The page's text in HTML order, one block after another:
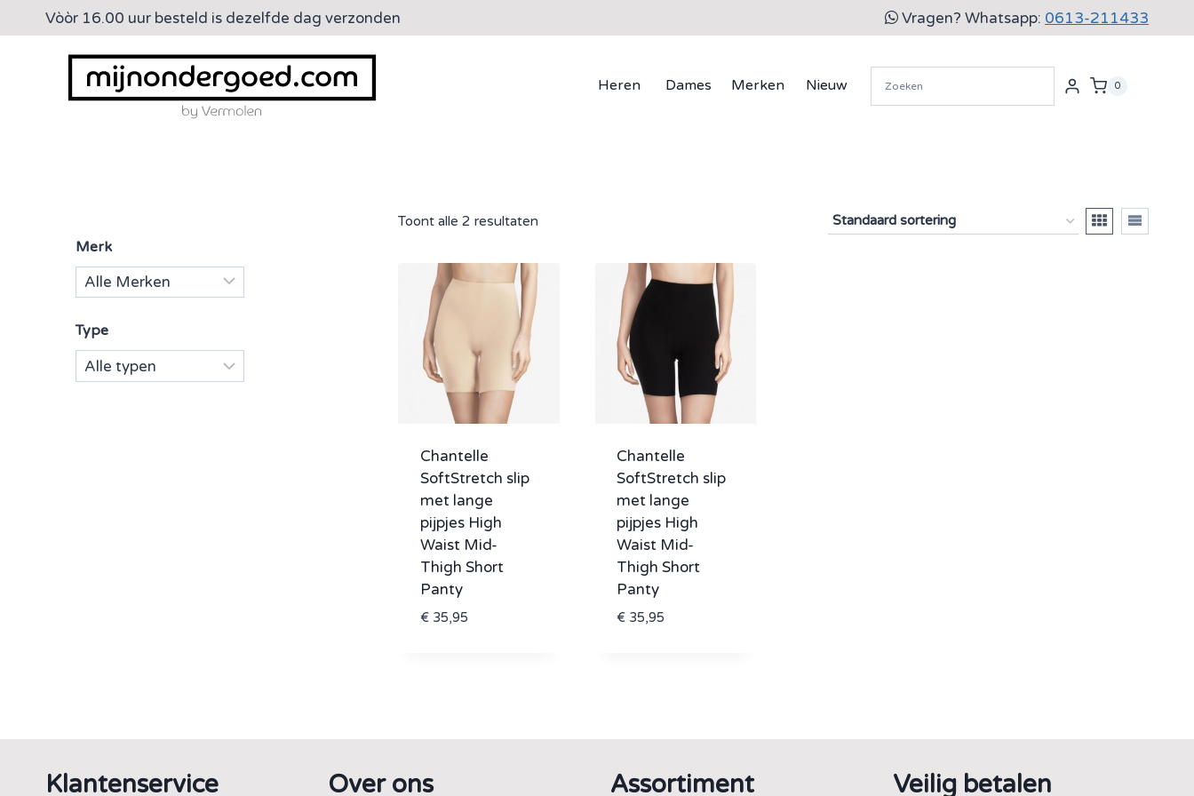
Doorgaan
naar
Vòòr 16.00 uur besteld is dezelfde dag verzonden Vragen? Whatsapp: 0613-211433
Heren Dames Merken Nieuw 0
Toont alle 2 resultaten
Chantelle
SoftStretch slip
met lange
pijpjes High
Waist Mid-
Thigh Short
Panty
€35,95
Chantelle
SoftStretch slip
met lange
pijpjes High
Waist Mid-
Thigh Short
Panty
€ 35,95
Merk
Type
Klantenservice Over ons Assortiment Veilig betalen